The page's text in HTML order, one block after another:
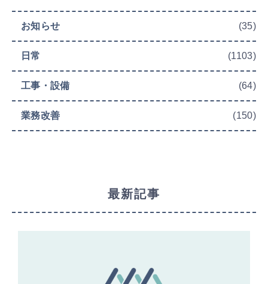
お知らせ (35)
日常 (1103)
工事・設備 (64)
業務改善 (150)
最新記事